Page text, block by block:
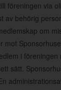
föreningen via
av behörig
om
i
sätt.